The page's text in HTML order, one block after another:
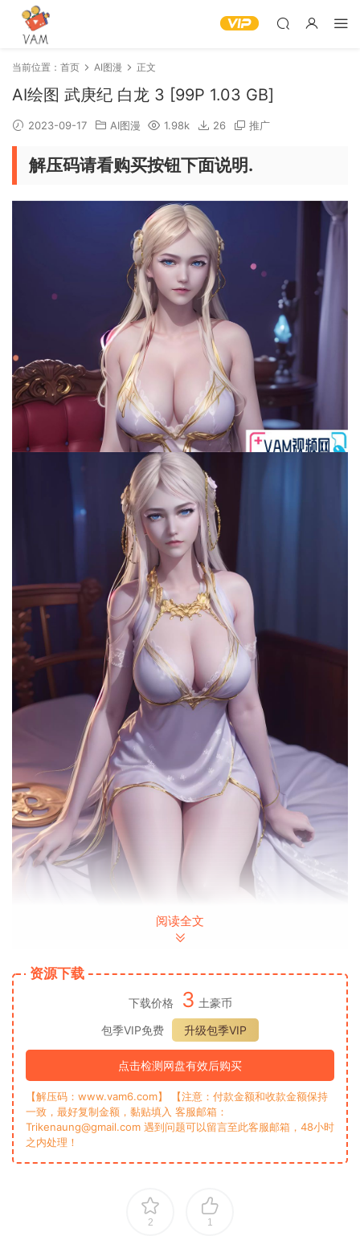
当前位置： 首页 AI图漫 正文
AI绘图 武庚纪 白龙 3 [99P 1.03 GB]
2023-09-17 AI图漫 1.98k 26 推广
解压码请看购买按钮下面说明.
阅读全文
资源下载
下载价格 3 土豪币
包季VIP免费
升级包季VIP
点击检测网盘有效后购买
【解压码：www.vam6.com】 【注意：付款金额和收款金额保持
一致，最好复制金额，黏贴填入 客服邮箱：
Trikenaung@gmail.com 遇到问题可以留言至此客服邮箱，48小时
之内处理！
2 1